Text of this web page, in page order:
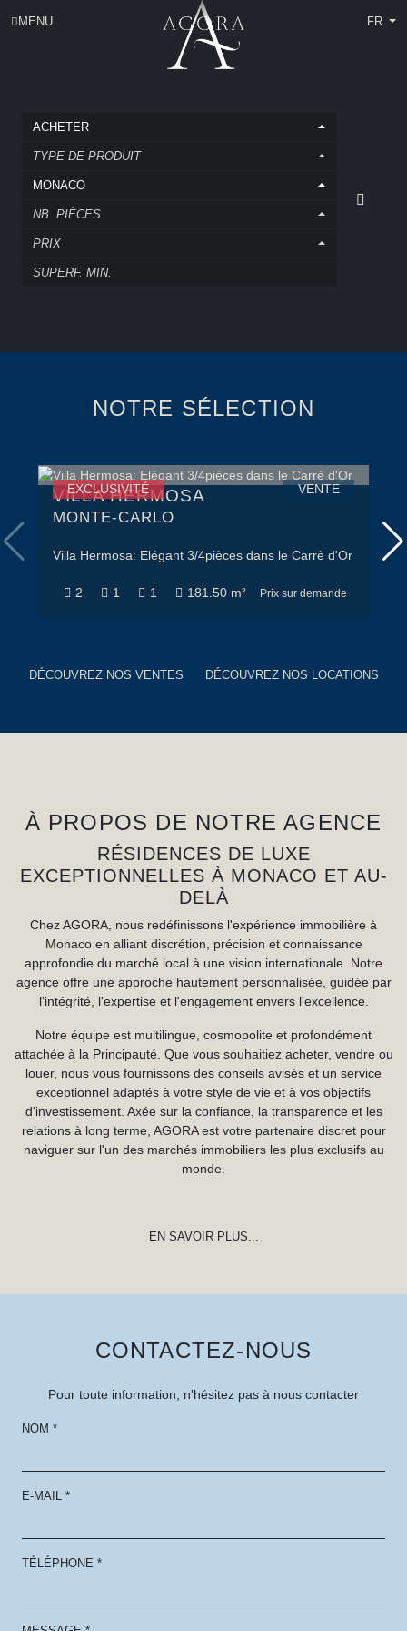
MENU FR
ACHETER
TYPE DE PRODUIT
MONACO
NB. PIÈCES
PRIX
NOTRE SÉLECTION
EXCLUSIVITÉ VENTE
VILLA HERMOSA
MONTE-CARLO
Villa Hermosa: Elégant 3/4pièces dans le Carrè d'Or
2 1 1 181.50 m² Prix sur demande
DÉCOUVREZ NOS VENTES DÉCOUVREZ NOS LOCATIONS
À PROPOS DE NOTRE AGENCE
RÉSIDENCES DE LUXE
EXCEPTIONNELLES À MONACO ET AU-
DELÀ
Chez AGORA, nous redéfinissons l'expérience immobilière à
Monaco en alliant discrétion, précision et connaissance
approfondie du marché local à une vision internationale. Notre
agence offre une approche hautement personnalisée, guidée par
l'intégrité, l'expertise et l'engagement envers l'excellence.
Notre équipe est multilingue, cosmopolite et profondément
attachée à la Principauté. Que vous souhaitiez acheter, vendre ou
louer, nous vous fournissons des conseils avisés et un service
exceptionnel adaptés à votre style de vie et à vos objectifs
d'investissement. Axée sur la confiance, la transparence et les
relations à long terme, AGORA est votre partenaire discret pour
naviguer sur l'un des marchés immobiliers les plus exclusifs au
monde.
EN SAVOIR PLUS...
CONTACTEZ-NOUS
Pour toute information, n'hésitez pas à nous contacter
NOM *
E-MAIL *
TÉLÉPHONE *